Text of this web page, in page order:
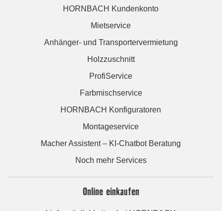
HORNBACH Kundenkonto
Mietservice
Anhänger- und Transportervermietung
Holzzuschnitt
ProfiService
Farbmischservice
HORNBACH Konfiguratoren
Montageservice
Macher Assistent – KI-Chatbot Beratung
Noch mehr Services
Online einkaufen